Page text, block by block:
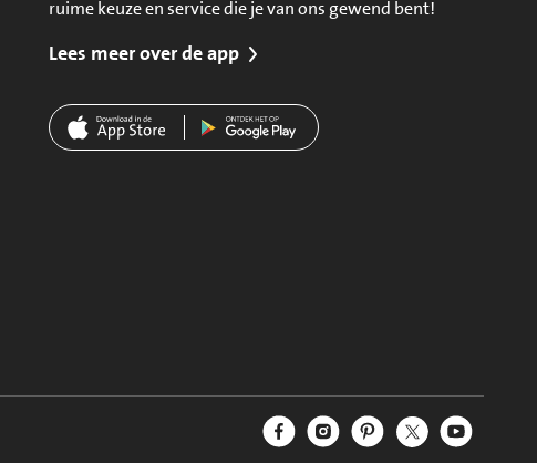
ruime keuze en service die je van ons gewend bent!
Lees meer over de app
Volg ons
Jumbo Facebook
Jumbo Instagram
Jumbo Pinterest
Jumbo Twitter
Jumbo